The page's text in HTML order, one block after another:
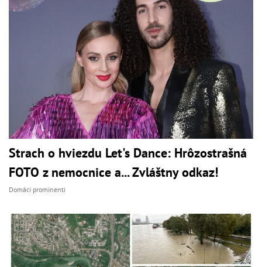
Strach o hviezdu Let's Dance: Hrôzostrašná
FOTO z nemocnice a... Zvláštny odkaz!
Domáci prominenti